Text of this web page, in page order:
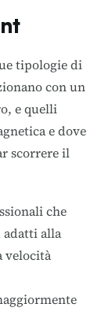
tipologie di
con un
e quelli
e dove
scorrere il
che
adatti alla
velocità